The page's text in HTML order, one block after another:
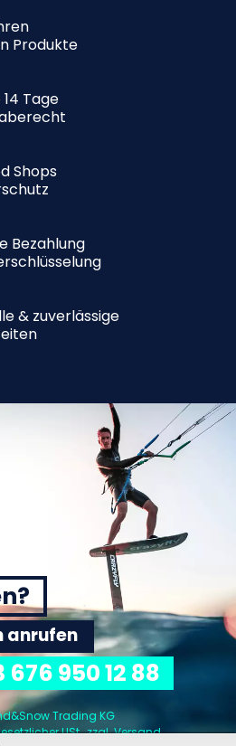
Produkte
Tage
Shops
Bezahlung
& zuverlässige
Trading KG
USt., zzgl.Versand
anrufen
676 950 12 88